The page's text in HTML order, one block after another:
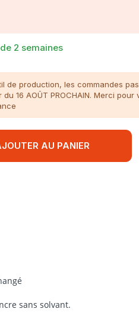
2 semaines
de production, les commandes
16 AOÛT PROCHAIN. Merci pour
AU PANIER
sans solvant.